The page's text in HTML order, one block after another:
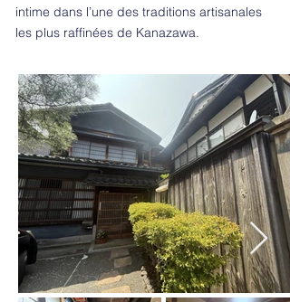
intime dans l’une des traditions artisanales
les plus raffinées de Kanazawa.